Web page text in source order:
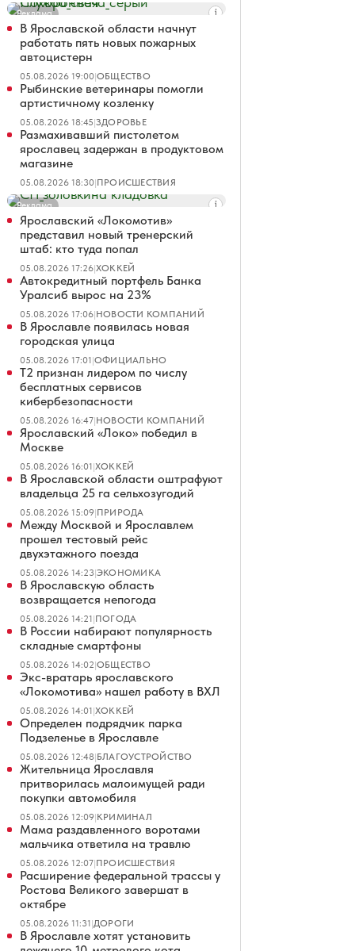
Реклама
В Ярославской области начнут
работать пять новых пожарных
автоцистерн
05.08.2026 19:00|ОБЩЕСТВО
Рыбинские ветеринары помогли
артистичному козленку
05.08.2026 18:45|ЗДОРОВЬЕ
Размахивавший пистолетом
ярославец задержан в продуктовом
магазине
05.08.2026 18:30|ПРОИСШЕСТВИЯ
Реклама
Ярославский «Локомотив»
представил новый тренерский
штаб: кто туда попал
05.08.2026 17:26|ХОККЕЙ
Автокредитный портфель Банка
Уралсиб вырос на 23%
05.08.2026 17:06|НОВОСТИ КОМПАНИЙ
В Ярославле появилась новая
городская улица
05.08.2026 17:01|ОФИЦИАЛЬНО
Т2 признан лидером по числу
бесплатных сервисов
кибербезопасности
05.08.2026 16:47|НОВОСТИ КОМПАНИЙ
Ярославский «Локо» победил в
Москве
05.08.2026 16:01|ХОККЕЙ
В Ярославской области оштрафуют
владельца 25 га сельхозугодий
05.08.2026 15:09|ПРИРОДА
Между Москвой и Ярославлем
прошел тестовый рейс
двухэтажного поезда
05.08.2026 14:23|ЭКОНОМИКА
В Ярославскую область
возвращается непогода
05.08.2026 14:21|ПОГОДА
В России набирают популярность
складные смартфоны
05.08.2026 14:02|ОБЩЕСТВО
Экс-вратарь ярославского
«Локомотива» нашел работу в ВХЛ
05.08.2026 14:01|ХОККЕЙ
Определен подрядчик парка
Подзеленье в Ярославле
05.08.2026 12:48|БЛАГОУСТРОЙСТВО
Жительница Ярославля
притворилась малоимущей ради
покупки автомобиля
05.08.2026 12:09|КРИМИНАЛ
Мама раздавленного воротами
мальчика ответила на травлю
05.08.2026 12:07|ПРОИСШЕСТВИЯ
Расширение федеральной трассы у
Ростова Великого завершат в
октябре
05.08.2026 11:31|ДОРОГИ
В Ярославле хотят установить